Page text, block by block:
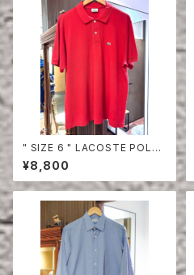
" SIZE 6 " LACOSTE POLO
SHIRT RED
¥8,800